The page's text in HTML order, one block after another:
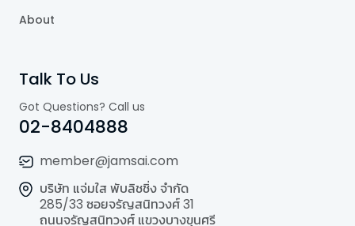
About
Talk To Us
Got Questions? Call us
02-8404888
member@jamsai.com
บริษัท แจ่มใส พับลิชชิ่ง จำกัด
285/33 ซอยจรัญสนิทวงศ์ 31
ถนนจรัญสนิทวงศ์ แขวงบางขุนศรี